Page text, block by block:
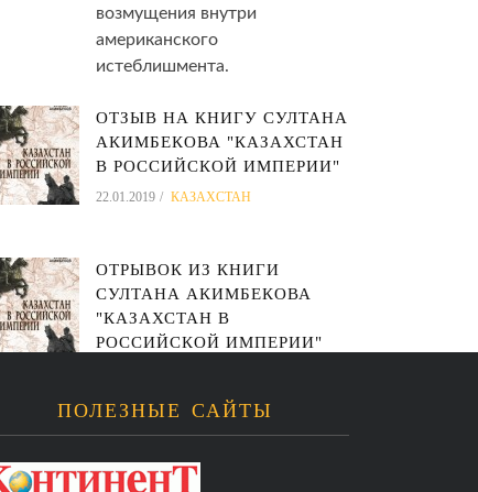
возмущения внутри
американского
истеблишмента.
ОТЗЫВ НА КНИГУ СУЛТАНА
АКИМБЕКОВА "КАЗАХСТАН
В РОССИЙСКОЙ ИМПЕРИИ"
22.01.2019 КАЗАХСТАН
ОТРЫВОК ИЗ КНИГИ
СУЛТАНА АКИМБЕКОВА
"КАЗАХСТАН В
РОССИЙСКОЙ ИМПЕРИИ"
Институт Азиатских
Исследований публикует
"Казахские ханства: от 1731
ПОЛЕЗНЫЕ САЙТЫ